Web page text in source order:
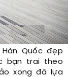
Quốc đẹp
bạn trai theo
xong đã lựa